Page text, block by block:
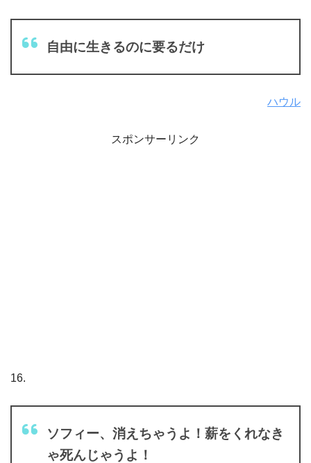
自由に生きるのに要るだけ
ハウル
スポンサーリンク
16.
ソフィー、消えちゃうよ！薪をくれなき
ゃ死んじゃうよ！